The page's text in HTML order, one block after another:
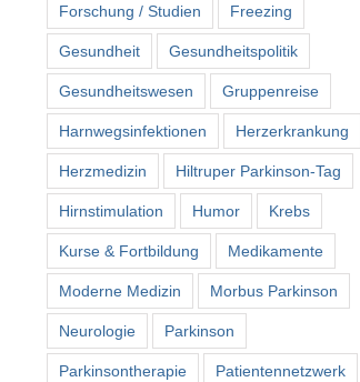
Forschung / Studien Freezing
Gesundheit Gesundheitspolitik
Gesundheitswesen Gruppenreise
Harnwegsinfektionen Herzerkrankung
Herzmedizin Hiltruper Parkinson-Tag
Hirnstimulation Humor Krebs
Kurse & Fortbildung Medikamente
Moderne Medizin Morbus Parkinson
Neurologie Parkinson
Parkinsontherapie Patientennetzwerk